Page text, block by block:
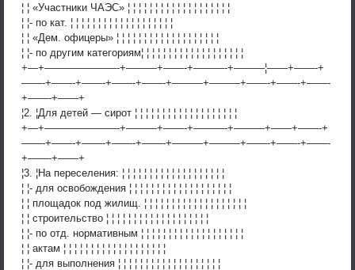
¦ ¦ «Участники ЧАЭС» ¦ ¦ ¦ ¦ ¦ ¦ ¦ ¦ ¦ ¦ ¦ ¦ ¦ ¦ ¦ ¦ ¦ ¦ ¦
¦ ¦- по кат. ¦ ¦ ¦ ¦ ¦ ¦ ¦ ¦ ¦ ¦ ¦ ¦ ¦ ¦ ¦ ¦ ¦ ¦ ¦
¦ ¦ «Дем. офицеры» ¦ ¦ ¦ ¦ ¦ ¦ ¦ ¦ ¦ ¦ ¦ ¦ ¦ ¦ ¦ ¦ ¦ ¦ ¦
¦ ¦- по другим категориям¦ ¦ ¦ ¦ ¦ ¦ ¦ ¦ ¦ ¦ ¦ ¦ ¦ ¦ ¦ ¦ ¦ ¦ ¦
+—+———————-+———+——-+———-+———¦——+——-+
——-+——-+——-+——-+——-+———+———+——-+——-+——-
+——-+——+
¦2. ¦Для детей — сирот ¦ ¦ ¦ ¦ ¦ ¦ ¦ ¦ ¦ ¦ ¦ ¦ ¦ ¦ ¦ ¦ ¦ ¦ ¦
+—+———————-+———+——-+———-+———+——+——-+
——-+——-+——-+——-+——-+———+———+——-+——-+——-
+——-+——+
¦3. ¦На переселения: ¦ ¦ ¦ ¦ ¦ ¦ ¦ ¦ ¦ ¦ ¦ ¦ ¦ ¦ ¦ ¦ ¦ ¦ ¦
¦ ¦- для освобождения ¦ ¦ ¦ ¦ ¦ ¦ ¦ ¦ ¦ ¦ ¦ ¦ ¦ ¦ ¦ ¦ ¦ ¦ ¦
¦ ¦ площадок под жилищ. ¦ ¦ ¦ ¦ ¦ ¦ ¦ ¦ ¦ ¦ ¦ ¦ ¦ ¦ ¦ ¦ ¦ ¦ ¦
¦ ¦ строительство ¦ ¦ ¦ ¦ ¦ ¦ ¦ ¦ ¦ ¦ ¦ ¦ ¦ ¦ ¦ ¦ ¦ ¦ ¦
¦ ¦- по отд. нормативным ¦ ¦ ¦ ¦ ¦ ¦ ¦ ¦ ¦ ¦ ¦ ¦ ¦ ¦ ¦ ¦ ¦ ¦ ¦
¦ ¦ актам ¦ ¦ ¦ ¦ ¦ ¦ ¦ ¦ ¦ ¦ ¦ ¦ ¦ ¦ ¦ ¦ ¦ ¦ ¦
¦ ¦- для выполнения ¦ ¦ ¦ ¦ ¦ ¦ ¦ ¦ ¦ ¦ ¦ ¦ ¦ ¦ ¦ ¦ ¦ ¦ ¦